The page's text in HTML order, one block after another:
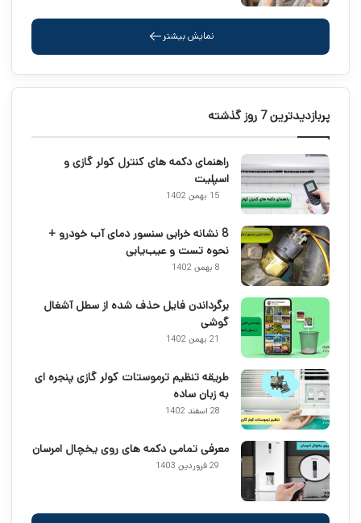
نمایش بیشتر
پربازدیدترین 7 روز گذشته
راهنمای دکمه های کنترل کولر گازی و
اسپلیت
15 بهمن 1402
8 نشانه خرابی سنسور دمای آب خودرو +
نحوه تست و عیب‌یابی
8 بهمن 1402
برگرداندن فایل حذف شده از سطل آشغال
گوشی
21 بهمن 1402
طریقه تنظیم ترموستات کولر گازی پنجره ای
به زبان ساده
28 اسفند 1402
معرفی تمامی دکمه های روی یخچال امرسان
29 فروردین 1403